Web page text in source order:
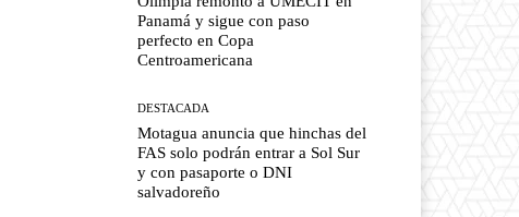
Panamá y sigue con paso
perfecto en Copa
Centroamericana
DESTACADA
Motagua anuncia que hinchas del
FAS solo podrán entrar a Sol Sur
y con pasaporte o DNI
salvadoreño